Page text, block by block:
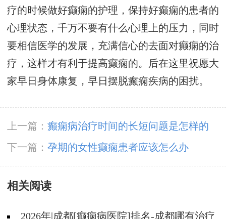
疗的时候做好癫痫的护理，保持好癫痫的患者的
心理状态，千万不要有什么心理上的压力，同时
要相信医学的发展，充满信心的去面对癫痫的治
疗，这样才有利于提高癫痫的。后在这里祝愿大
家早日身体康复，早日摆脱癫痫疾病的困扰。
上一篇： 癫痫病治疗时间的长短问题是怎样的
下一篇： 孕期的女性癫痫患者应该怎么办
相关阅读
2026年|成都[癫痫病医院]排名-成都哪有治疗